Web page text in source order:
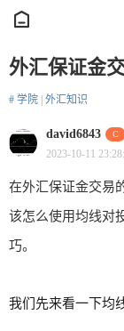
外汇保证金
# 学院 外汇知识
david6843 C
2023-10-11
在外汇保证金交易
该怎么使用均线对
巧。
我们先来看一下均